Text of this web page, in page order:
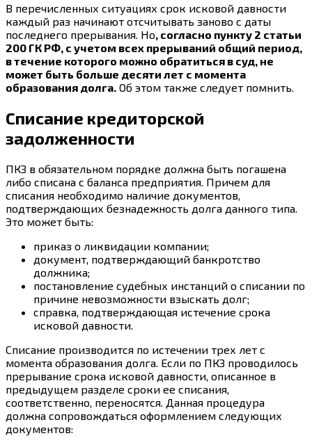
В перечисленных ситуациях срок исковой давности
каждый раз начинают отсчитывать заново с даты
последнего прерывания. Но, согласно пункту 2 статьи
200 ГК РФ, с учетом всех прерываний общий период,
в течение которого можно обратиться в суд, не
может быть больше десяти лет с момента
образования долга. Об этом также следует помнить.
Списание кредиторской
задолженности
ПКЗ в обязательном порядке должна быть погашена
либо списана с баланса предприятия. Причем для
списания необходимо наличие документов,
подтверждающих безнадежность долга данного типа.
Это может быть:
приказ о ликвидации компании;
документ, подтверждающий банкротство
должника;
постановление судебных инстанций о списании по
причине невозможности взыскать долг;
справка, подтверждающая истечение срока
исковой давности.
Списание производится по истечении трех лет с
момента образования долга. Если по ПКЗ проводилось
прерывание срока исковой давности, описанное в
предыдущем разделе сроки ее списания,
соответственно, переносятся. Данная процедура
должна сопровождаться оформлением следующих
документов: